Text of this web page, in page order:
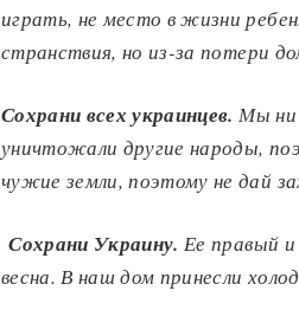
играть, не место в жизни
странствия, но из-за потери
Сохрани всех украинцев. Мы ни
уничтожали другие народы,
чужие земли, поэтому не дай
Сохрани Украину. Ее правый и
весна. В наш дом принесли